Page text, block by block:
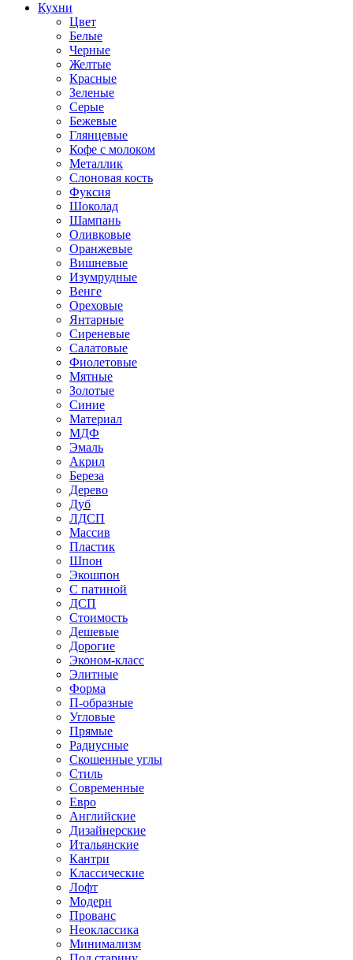
Кухни
Цвет
Белые
Черные
Желтые
Красные
Зеленые
Серые
Бежевые
Глянцевые
Кофе с молоком
Металлик
Слоновая кость
Фуксия
Шоколад
Шампань
Оливковые
Оранжевые
Вишневые
Изумрудные
Венге
Ореховые
Янтарные
Сиреневые
Салатовые
Фиолетовые
Мятные
Золотые
Синие
Материал
МДФ
Эмаль
Акрил
Береза
Дерево
Дуб
ЛДСП
Массив
Пластик
Шпон
Экошпон
С патиной
ДСП
Стоимость
Дешевые
Дорогие
Эконом-класс
Элитные
Форма
П-образные
Угловые
Прямые
Радиусные
Скошенные углы
Стиль
Современные
Евро
Английские
Дизайнерские
Итальянские
Кантри
Классические
Лофт
Модерн
Прованс
Неоклассика
Минимализм